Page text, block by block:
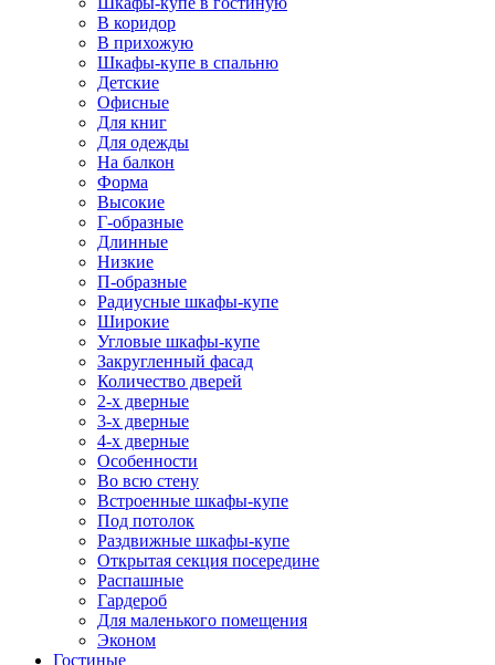
В коридор
В прихожую
Шкафы-купе в спальню
Детские
Офисные
Для книг
Для одежды
На балкон
Форма
Высокие
Г-образные
Длинные
Низкие
П-образные
Радиусные шкафы-купе
Широкие
Угловые шкафы-купе
Закругленный фасад
Количество дверей
2-х дверные
3-х дверные
4-х дверные
Особенности
Во всю стену
Встроенные шкафы-купе
Под потолок
Раздвижные шкафы-купе
Открытая секция посередине
Распашные
Гардероб
Для маленького помещения
Эконом
Гостиные